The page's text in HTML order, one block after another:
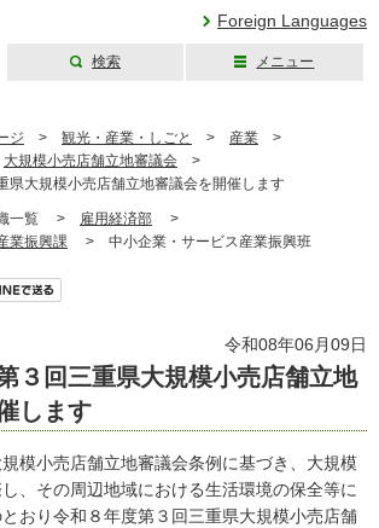
Foreign Languages
検索 メニュー
ジ > 観光・産業・しごと > 産業 >
大規模小売店舗立地審議会 >
大規模小売店舗立地審議会を開催します
一覧 > 雇用経済部 >
業振興課 > 中小企業・サービス産業振興班
令和08年06月09日
３回三重県大規模小売店舗立地
します
模小売店舗立地審議会条例に基づき、大規模
、その周辺地域における生活環境の保全等に
おり令和８年度第３回三重県大規模小売店舗